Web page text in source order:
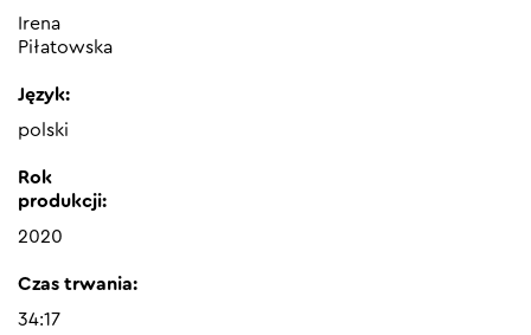
Irena
Piłatowska
Język:
polski
Rok
produkcji:
2020
Czas trwania:
34:17